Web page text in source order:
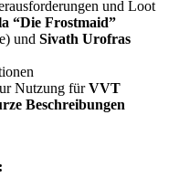
und Loot
“Die Frostmaid”
und Sivath Urofras
Nutzung fürVVT
Beschreibungen